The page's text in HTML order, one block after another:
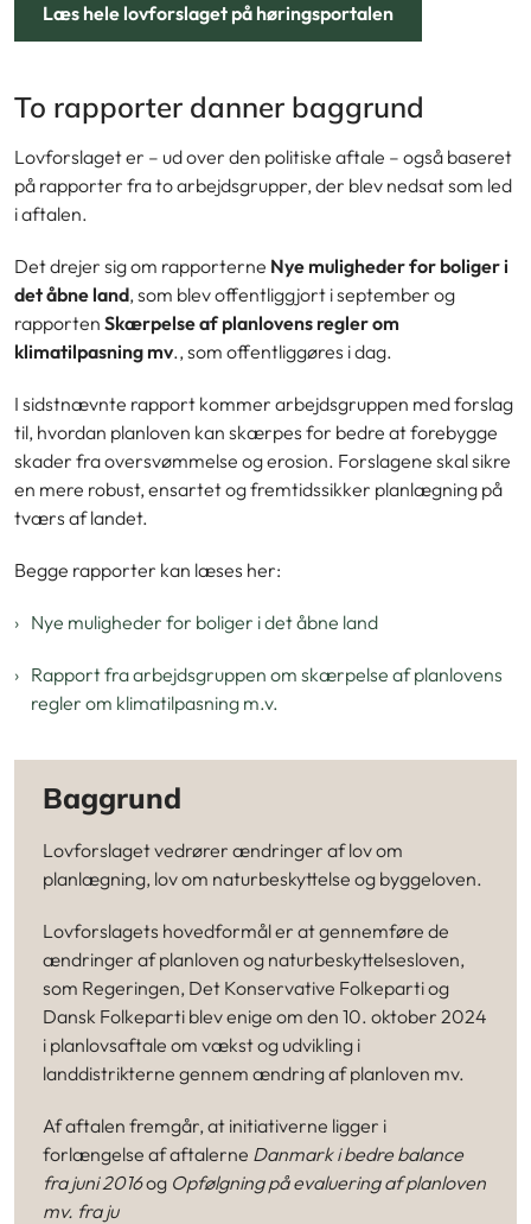
Læs hele lovforslaget på høringsportalen
To rapporter danner baggrund
Lovforslaget er – ud over den politiske aftale – også baseret
på rapporter fra to arbejdsgrupper, der blev nedsat som led
i aftalen.
Det drejer sig om rapporterne Nye muligheder for boliger i
det åbne land, som blev offentliggjort i september og
rapporten Skærpelse af planlovens regler om
klimatilpasning mv., som offentliggøres i dag.
I sidstnævnte rapport kommer arbejdsgruppen med forslag
til, hvordan planloven kan skærpes for bedre at forebygge
skader fra oversvømmelse og erosion. Forslagene skal sikre
en mere robust, ensartet og fremtidssikker planlægning på
tværs af landet.
Begge rapporter kan læses her:
Nye muligheder for boliger i det åbne land
Rapport fra arbejdsgruppen om skærpelse af planlovens
regler om klimatilpasning m.v.
Baggrund
Lovforslaget vedrører ændringer af lov om
planlægning, lov om naturbeskyttelse og byggeloven.
Lovforslagets hovedformål er at gennemføre de
ændringer af planloven og naturbeskyttelsesloven,
som Regeringen, Det Konservative Folkeparti og
Dansk Folkeparti blev enige om den 10. oktober 2024
i planlovsaftale om vækst og udvikling i
landdistrikterne gennem ændring af planloven mv.
Af aftalen fremgår, at initiativerne ligger i
forlængelse af aftalerne Danmark i bedre balance
fra juni 2016og Opfølgning på evaluering af planloven
mv. fra ju